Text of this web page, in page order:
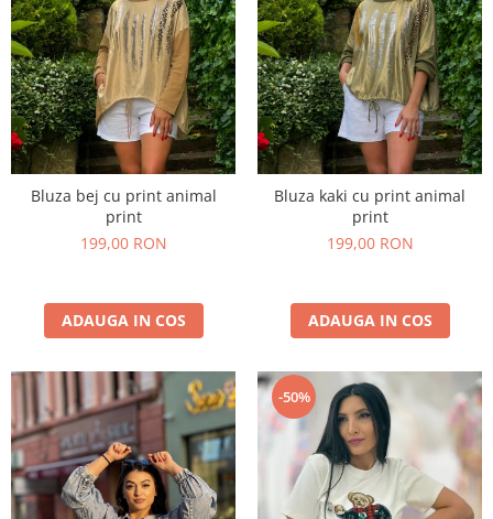
Bluza bej cu print animal
print
199,00 RON
ADAUGA IN COS
Bluza kaki cu print animal
print
199,00 RON
ADAUGA IN COS
-50%